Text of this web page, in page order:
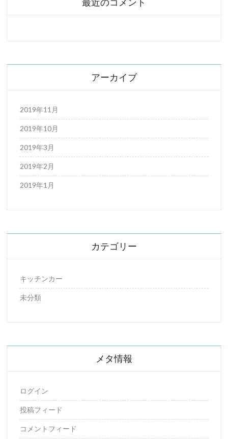
アーカイブ
2019年11月
2019年10月
2019年3月
2019年2月
2019年1月
カテゴリー
キッチンカー
未分類
メタ情報
ログイン
投稿フィード
コメントフィード